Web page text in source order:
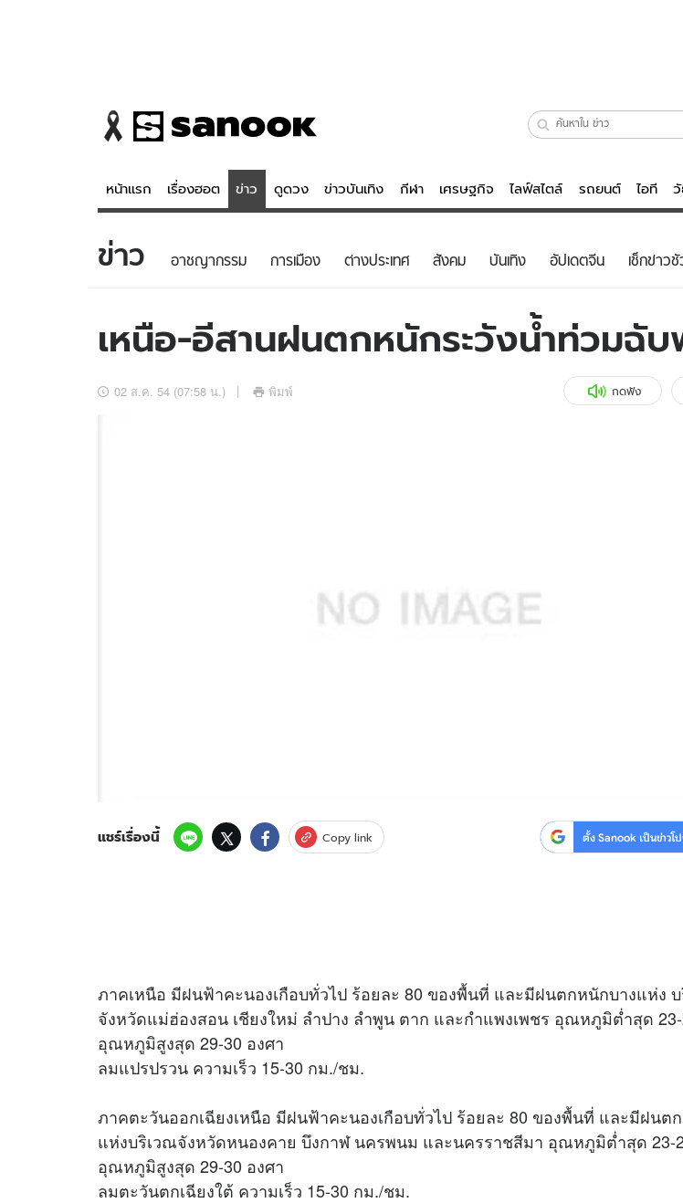
หน้าแรก เรื่องฮอต ข่าว ดูดวง ข่าวบันเทิง กีฬา เศรษฐกิจ ไลฟ์สไตล์ รถยนต์ ไอที
ข่าว
ข่าวบันเทิง
ดูดวง - ตรวจหวย
สถิติหวยไทย
ไลฟ์สไตล์
ผู้ชาย
วัยรุ่น
รถยนต์
ติดตามสนุกโซเชียลได้ที่
ข่าว อาชญากรรม การเมือง ต่างประเทศ สังคม บันเทิง อัปเดตจีน เช็กข่าวชั
เหนือ-อีสานฝนตกหนักระวังน้ำท่วมฉั
02 ส.ค. 54 (07:58 น.) พิมพ์ กดฟัง
แชร์เรื่องนี้ Copy link ตั้ง Sanook เป็นข่าว
ภาคเหนือ มีฝนฟ้าคะนองเกือบทั่วไป ร้อยละ 80 ของพื้นที่ และมีฝนตกหนักบางแห่ง
จังหวัดแม่ฮ่องสอน เชียงใหม่ ลำปาง ลำพูน ตาก และกำแพงเพชร อุณหภูมิต่ำสุด
อุณหภูมิสูงสุด 29-30 องศา
ลมแปรปรวน ความเร็ว 15-30 กม./ชม.
ภาคตะวันออกเฉียงเหนือ มีฝนฟ้าคะนองเกือบทั่วไป ร้อยละ 80 ของพื้นที่ และมีฝนต
แห่งบริเวณจังหวัดหนองคาย บึงกาฬ นครพนม และนครราชสีมา อุณหภูมิต่ำสุด 23-
อุณหภูมิสูงสุด 29-30 องศา
ลมตะวันตกเฉียงใต้ ความเร็ว 15-30 กม./ชม.